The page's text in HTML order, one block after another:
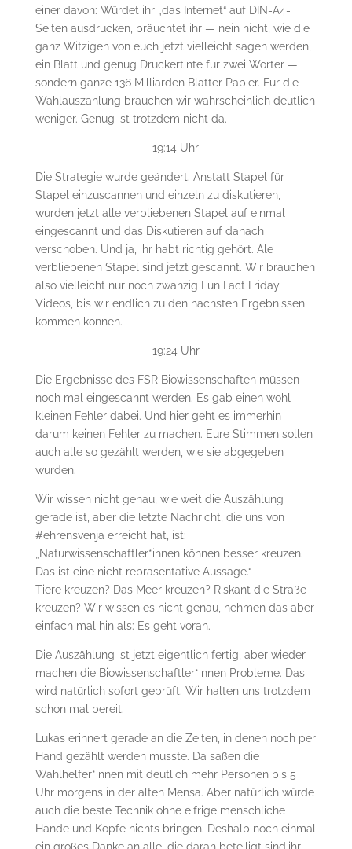
einer davon: Würdet ihr „das Internet“ auf DIN-A4-
Seiten ausdrucken, bräuchtet ihr — nein nicht, wie die
ganz Witzigen von euch jetzt vielleicht sagen werden,
ein Blatt und genug Druckertinte für zwei Wörter —
sondern ganze 136 Milliarden Blätter Papier. Für die
Wahlauszählung brauchen wir wahrscheinlich deutlich
weniger. Genug ist trotzdem nicht da.
19:14 Uhr
Die Strategie wurde geändert. Anstatt Stapel für
Stapel einzuscannen und einzeln zu diskutieren,
wurden jetzt alle verbliebenen Stapel auf einmal
eingescannt und das Diskutieren auf danach
verschoben. Und ja, ihr habt richtig gehört. Ale
verbliebenen Stapel sind jetzt gescannt. Wir brauchen
also vielleicht nur noch zwanzig Fun Fact Friday
Videos, bis wir endlich zu den nächsten Ergebnissen
kommen können.
19:24 Uhr
Die Ergebnisse des FSR Biowissenschaften müssen
noch mal eingescannt werden. Es gab einen wohl
kleinen Fehler dabei. Und hier geht es immerhin
darum keinen Fehler zu machen. Eure Stimmen sollen
auch alle so gezählt werden, wie sie abgegeben
wurden.
Wir wissen nicht genau, wie weit die Auszählung
gerade ist, aber die letzte Nachricht, die uns von
#ehrensvenja erreicht hat, ist:
„Naturwissenschaftler*innen können besser kreuzen.
Das ist eine nicht repräsentative Aussage.“
Tiere kreuzen? Das Meer kreuzen? Riskant die Straße
kreuzen? Wir wissen es nicht genau, nehmen das aber
einfach mal hin als: Es geht voran.
Die Auszählung ist jetzt eigentlich fertig, aber wieder
machen die Biowissenschaftler*innen Probleme. Das
wird natürlich sofort geprüft. Wir halten uns trotzdem
schon mal bereit.
Lukas erinnert gerade an die Zeiten, in denen noch per
Hand gezählt werden musste. Da saßen die
Wahlhelfer*innen mit deutlich mehr Personen bis 5
Uhr morgens in der alten Mensa. Aber natürlich würde
auch die beste Technik ohne eifrige menschliche
Hände und Köpfe nichts bringen. Deshalb noch einmal